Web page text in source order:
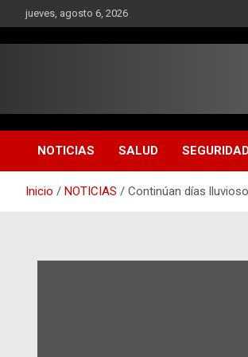
Saltar
al
contenido
jueves, agosto 6, 2026
NOTICIAS SALUD
Inicio NOTICIAS Continúan días